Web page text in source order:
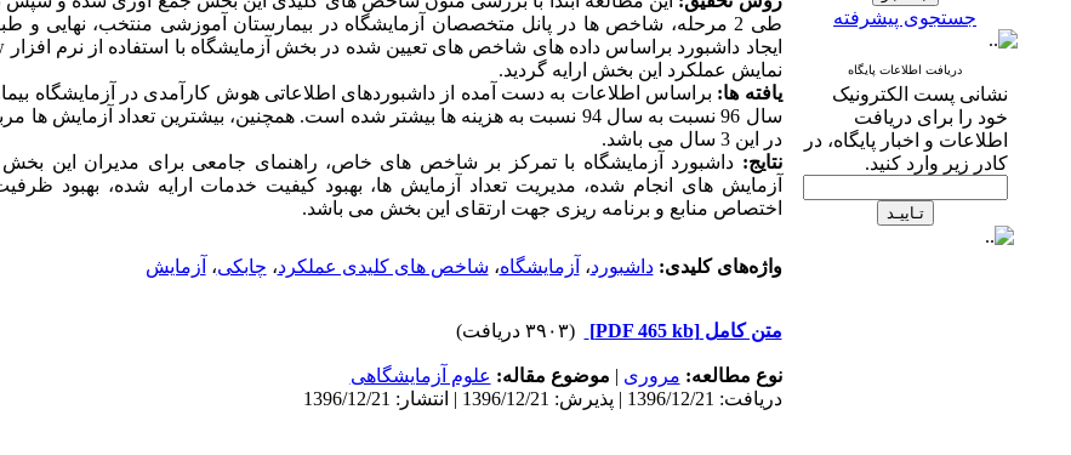
جستجوی پیشرفته
دریافت اطلاعات پایگاه
نشانی پست الکترونیک
خود را برای دریافت
اطلاعات و اخبار پایگاه، در
کادر زیر وارد کنید.
طی 2 مرحله، شاخص ها در پانل متخصصان آزمایشگاه در بیمارستان آموزشی منتخب، نهایی و
ایجاد داشبورد براساس داده های شاخص های تعیین شده در بخش آزمایشگاه با استفاده از نرم افزار
نمایش عملکرد این بخش ارایه گردید.
یافته ها: براساس اطلاعات به دست آمده از داشبوردهای اطلاعاتی هوش کارآمدی در آزمایشگاه
سال 96 نسبت به سال 94 نسبت به هزینه ها بیشتر شده است. همچنین، بیشترین تعداد آزمایش ها مربوط به
در این 3 سال می باشد.
نتایج: داشبورد آزمایشگاه با تمرکز بر شاخص های خاص، راهنمای جامعی برای مدیران این
آزمایش های انجام شده، مدیریت تعداد آزمایش ها، بهبود کیفیت خدمات ارایه شده، بهبود
اختصاص منابع و برنامه ریزی جهت ارتقای این بخش می باشد.
واژه‌های کلیدی:داشبورد، آزمایشگاه، شاخص های کلیدی عملکرد، چابکی، آزمایش
متن کامل[PDF 465 kb] (۳۹۰۳ دریافت)
نوع مطالعه: مروری | موضوع مقاله: علوم آزمایشگاهی
دریافت: 1396/12/21 | پذیرش: 1396/12/21 | انتشار: 1396/12/21